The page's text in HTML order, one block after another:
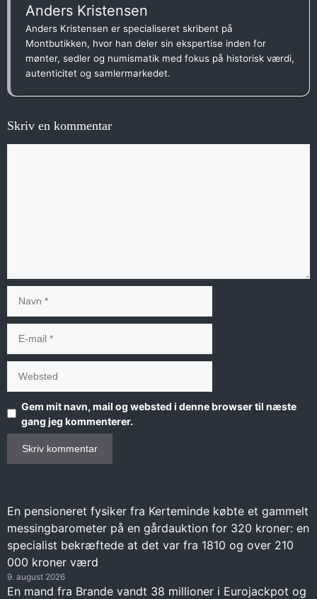
Anders Kristensen
Anders Kristensen er specialiseret skribent på
Montbutikken, hvor han deler sin ekspertise inden for
mønter, sedler og numismatik med fokus på historisk værdi,
autenticitet og samlermarkedet.
Skriv en kommentar
mail
Gem mit navn, mail og websted i denne browser til næste
gang jeg kommenterer.
En pensioneret fysiker fra Kerteminde købte et gammelt
messingbarometer på en gårdauktion for 320 kroner: en
specialist bekræftede at det var fra 1810 og over 210
000 kroner værd
9. august 2026
En mand fra Brande vandt 38 millioner i Eurojackpot og